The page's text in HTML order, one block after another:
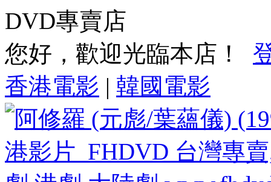
DVD專賣店
您好，歡迎光臨本店！
香港電影 | 韓國電影